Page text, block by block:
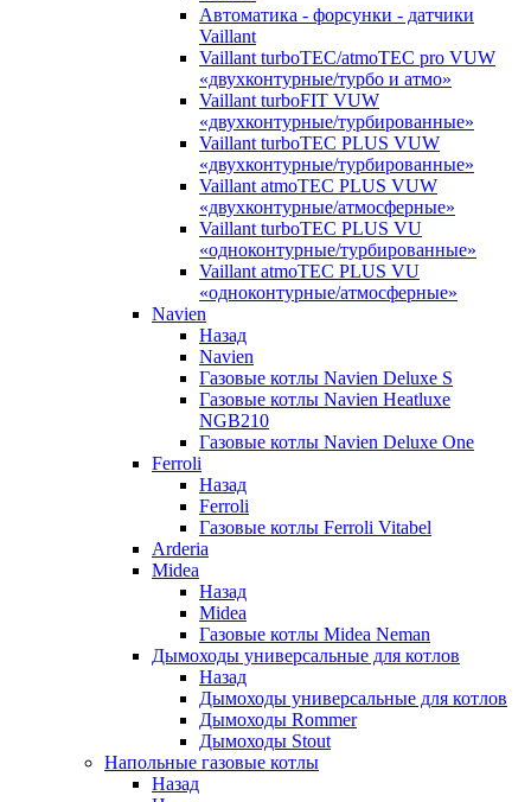
Автоматика - форсунки - датчики
Vaillant
Vaillant turboTEC/atmoTEC pro VUW
«двухконтурные/турбо и атмо»
Vaillant turboFIT VUW
«двухконтурные/турбированные»
Vaillant turboTEC PLUS VUW
«двухконтурные/турбированные»
Vaillant atmoTEC PLUS VUW
«двухконтурные/атмосферные»
Vaillant turboTEC PLUS VU
«одноконтурные/турбированные»
Vaillant atmoTEC PLUS VU
«одноконтурные/атмосферные»
Navien
Назад
Navien
Газовые котлы Navien Deluxe S
Газовые котлы Navien Heatluxe
NGB210
Газовые котлы Navien Deluxe One
Ferroli
Назад
Ferroli
Газовые котлы Ferroli Vitabel
Arderia
Midea
Назад
Midea
Газовые котлы Midea Neman
Дымоходы универсальные для котлов
Назад
Дымоходы универсальные для котлов
Дымоходы Rommer
Дымоходы Stout
Напольные газовые котлы
Назад